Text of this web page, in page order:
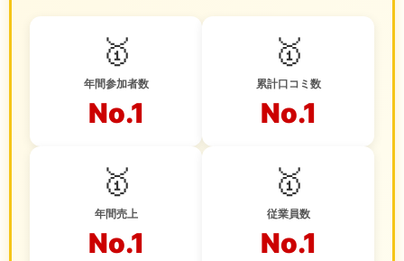
🥇
年間参加者数
No.1
🥇
累計口コミ数
No.1
🥇
年間売上
No.1
🥇
従業員数
No.1